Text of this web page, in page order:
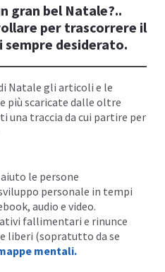
gran bel Natale?..
per trascorrere il
sempre desiderato.
Natale gli articoli e le
più scaricate dalle oltre
una traccia da cui partire per
le persone
personale in tempi
, audio e video.
fallimentari e rinunce
liberi (sopratutto da se
mentali.